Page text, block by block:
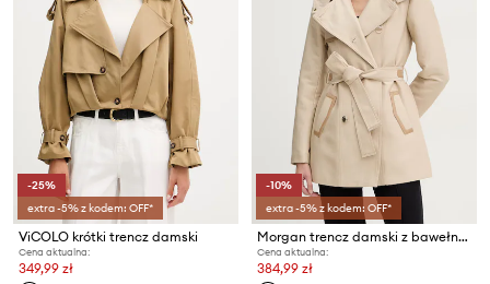
-25%
extra -5% z kodem: OFF*
ViCOLO krótki trencz damski
Cena aktualna:
349,99 zł
-10%
extra -5% z kodem: OFF*
Morgan trencz damski z bawełną
Cena aktualna:
384,99 zł